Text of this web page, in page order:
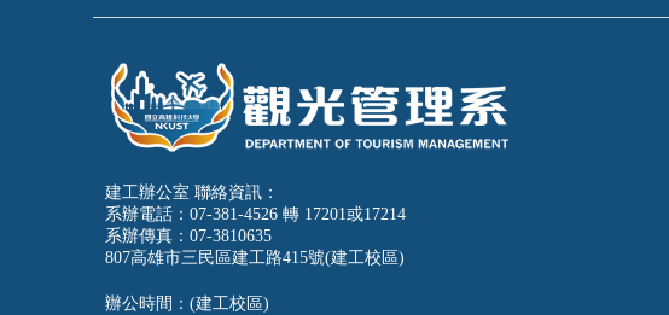
建工辦公室 聯絡資訊：
系辦電話：07-381-4526 轉 17201或17214
系辦傳真：07-3810635
807高雄市三民區建工路415號(建工校區)
辦公時間：(建工校區)